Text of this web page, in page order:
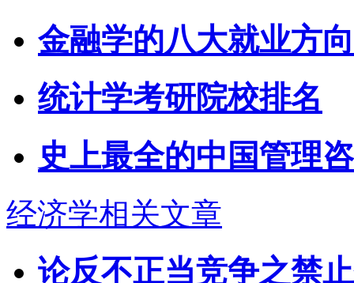
金融学的八大就业方
统计学考研院校排名
史上最全的中国管理
经济学相关文章
论反不正当竞争之禁